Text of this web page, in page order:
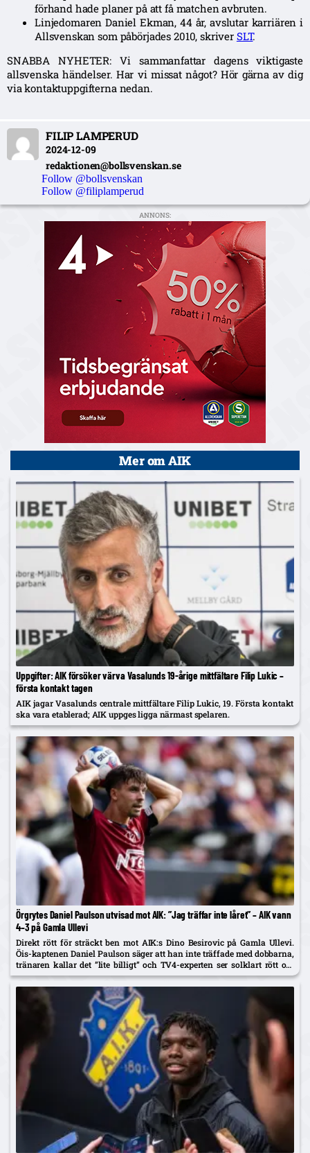
förhand hade planer på att få matchen avbruten.
Linjedomaren Daniel Ekman, 44 år, avslutar karriären i
Allsvenskan som påbörjades 2010, skriver SLT.
SNABBA NYHETER: Vi sammanfattar dagens viktigaste
allsvenska händelser. Har vi missat något? Hör gärna av dig
via kontaktuppgifterna nedan.
FILIP LAMPERUD
2024-12-09
redaktionen@bollsvenskan.se
Follow @bollsvenskan
Follow @filiplamperud
ANNONS:
Mer om AIK
Uppgifter: AIK försöker värva Vasalunds 19-årige mittfältare Filip Lukic –
första kontakt tagen
AIK jagar Vasalunds centrale mittfältare Filip Lukic, 19. Första kontakt
ska vara etablerad; AIK uppges ligga närmast spelaren.
Örgrytes Daniel Paulson utvisad mot AIK: ”Jag träffar inte låret” – AIK vann
4–3 på Gamla Ullevi
Direkt rött för sträckt ben mot AIK:s Dino Besirovic på Gamla Ullevi.
Öis-kaptenen Daniel Paulson säger att han inte träffade med dobbarna,
tränaren kallar det ”lite billigt” och TV4-experten ser solklart rött om
det var träff.